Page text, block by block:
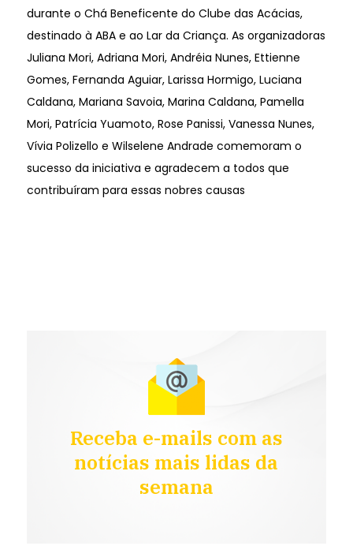
durante o Chá Beneficente do Clube das Acácias,
destinado à ABA e ao Lar da Criança. As organizadoras
Juliana Mori, Adriana Mori, Andréia Nunes, Ettienne
Gomes, Fernanda Aguiar, Larissa Hormigo, Luciana
Caldana, Mariana Savoia, Marina Caldana, Pamella
Mori, Patrícia Yuamoto, Rose Panissi, Vanessa Nunes,
Vívia Polizello e Wilselene Andrade comemoram o
sucesso da iniciativa e agradecem a todos que
contribuíram para essas nobres causas
Receba e-mails com as
notícias mais lidas da
semana